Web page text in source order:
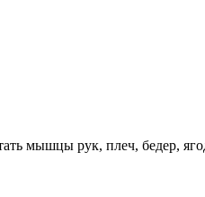
мышцы рук, плеч, бедер,